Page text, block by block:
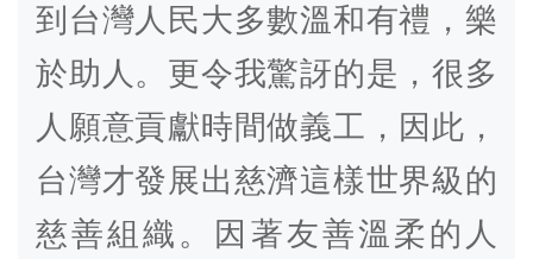
到台灣人民大多數溫和有禮，樂
於助人。更令我驚訝的是，很多
人願意貢獻時間做義工，因此，
台灣才發展出慈濟這樣世界級的
慈善組織。因著友善溫柔的人